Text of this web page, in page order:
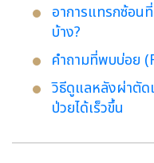
อาการแทรกซ้อน
บ้าง?
คำถามที่พบบ่อย
วิธีดูแลหลังผ่าตัด
ป่วยได้เร็วขึ้น